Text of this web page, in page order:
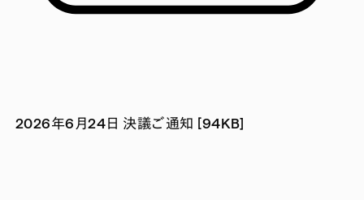
2026年6月24日 決議ご通知 [94KB]